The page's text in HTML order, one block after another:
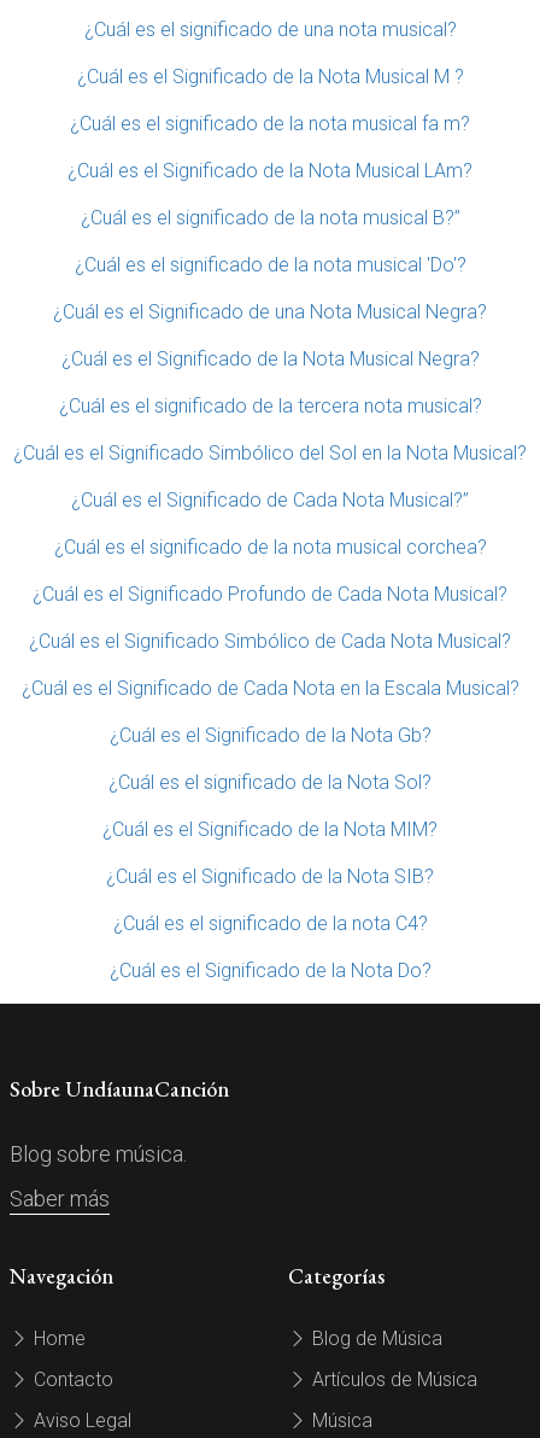
¿Cuál es el significado de una nota musical?
¿Cuál es el Significado de la Nota Musical M ?
¿Cuál es el significado de la nota musical fa m?
¿Cuál es el Significado de la Nota Musical LAm?
¿Cuál es el significado de la nota musical B?”
¿Cuál es el significado de la nota musical 'Do'?
¿Cuál es el Significado de una Nota Musical Negra?
¿Cuál es el Significado de la Nota Musical Negra?
¿Cuál es el significado de la tercera nota musical?
¿Cuál es el Significado Simbólico del Sol en la Nota Musical?
¿Cuál es el Significado de Cada Nota Musical?”
¿Cuál es el significado de la nota musical corchea?
¿Cuál es el Significado Profundo de Cada Nota Musical?
¿Cuál es el Significado Simbólico de Cada Nota Musical?
¿Cuál es el Significado de Cada Nota en la Escala Musical?
¿Cuál es el Significado de la Nota Gb?
¿Cuál es el significado de la Nota Sol?
¿Cuál es el Significado de la Nota MIM?
¿Cuál es el Significado de la Nota SIB?
¿Cuál es el significado de la nota C4?
¿Cuál es el Significado de la Nota Do?
Sobre UndíaunaCanción
Blog sobre música.
Saber más
Navegación
Home
Contacto
Aviso Legal
Categorías
Blog de Música
Artículos de Música
Música